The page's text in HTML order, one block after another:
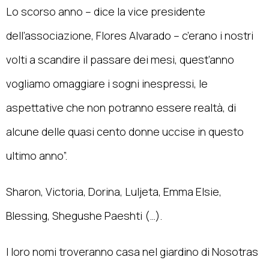
Lo scorso anno – dice la vice presidente
dell’associazione, Flores Alvarado – c’erano i nostri
volti a scandire il passare dei mesi, quest’anno
vogliamo omaggiare i sogni inespressi, le
aspettative che non potranno essere realtà, di
alcune delle quasi cento donne uccise in questo
ultimo anno”.
Sharon, Victoria, Dorina, Luljeta, Emma Elsie,
Blessing, Shegushe Paeshti (…).
I loro nomi troveranno casa nel giardino di Nosotras